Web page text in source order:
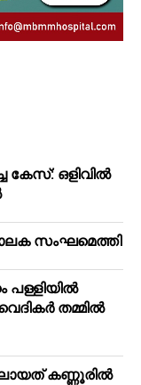
കേസ്: ഒളിവില്‍
സംഘമെത്തി
പള്ളിയില്‍
തമ്മില്‍
കണ്ണൂരിൽ